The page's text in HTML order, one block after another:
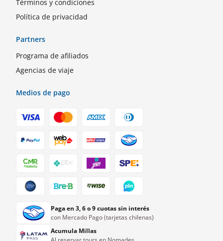
Términos y condiciones
Política de privacidad
Partners
Programa de afiliados
Agencias de viaje
Medios de pago
Paga en 3, 6 o 9 cuotas sin interés
con Mercado Pago (tarjetas chilenas)
Acumula Millas